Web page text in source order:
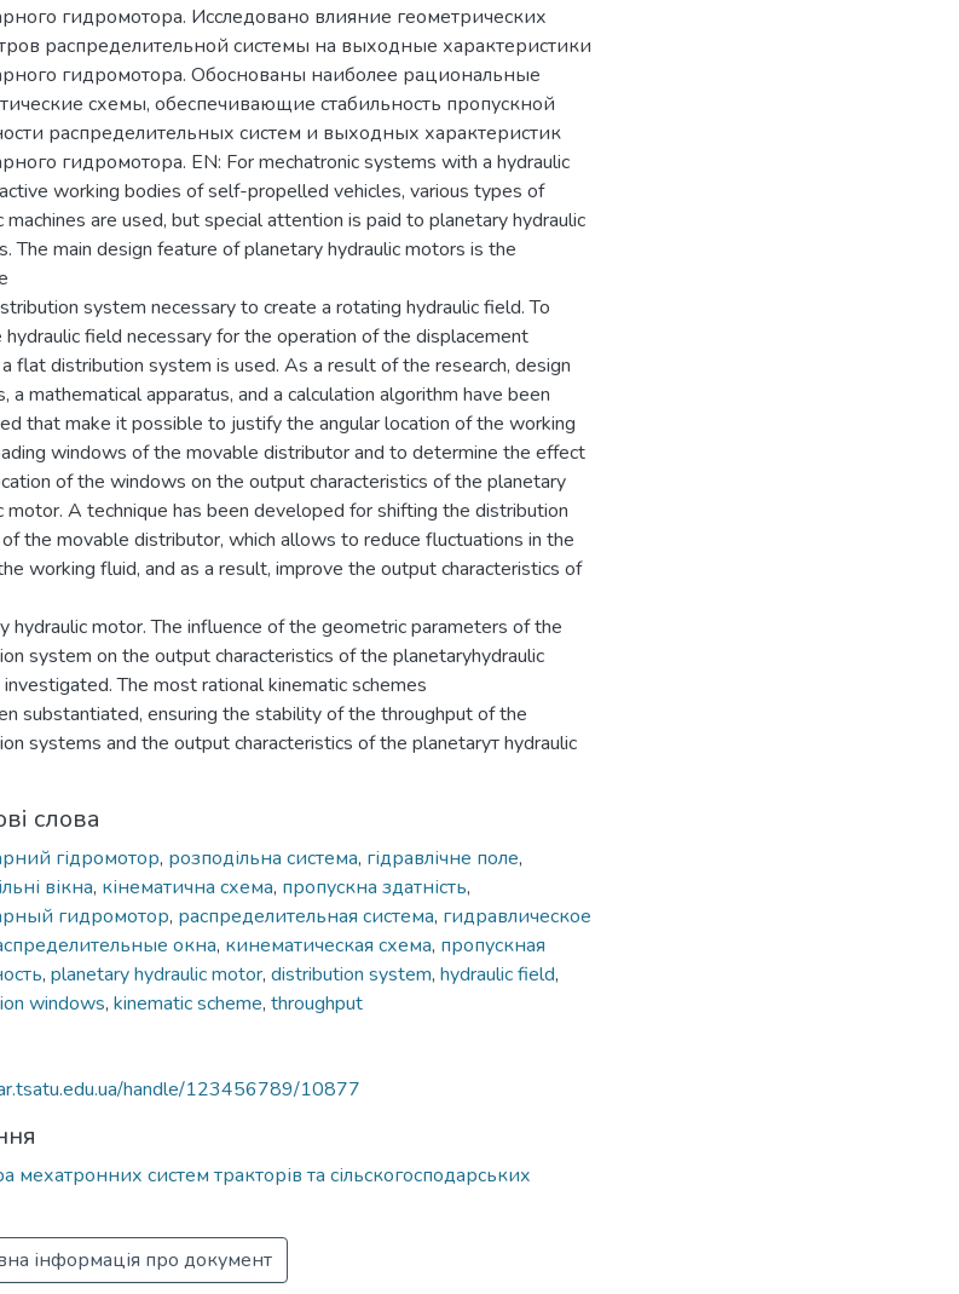
гидромотора. Исследовано влияние геометрических
распределительной системы на выходные характеристики
гидромотора. Обоснованы наиболее рациональные
схемы, обеспечивающие стабильность пропускной
распределительных систем и выходных характеристик
гидромотора. EN: For mechatronic systems with a hydraulic
working bodies of self-propelled vehicles, various types of
machines are used, but special attention is paid to planetary hydraulic
The main design feature of planetary hydraulic motors is the
system necessary to create a rotating hydraulic field. To
hydraulic field necessary for the operation of the displacement
flat distribution system is used. As a result of the research, design
a mathematical apparatus, and a calculation algorithm have been
that make it possible to justify the angular location of the working
windows of the movable distributor and to determine the effect
of the windows on the output characteristics of the planetary
motor. A technique has been developed for shifting the distribution
the movable distributor, which allows to reduce fluctuations in the
working fluid, and as a result, improve the output characteristics of
hydraulic motor. The influence of the geometric parameters of the
system on the output characteristics of the planetaryhydraulic
The most rational kinematic schemes
substantiated, ensuring the stability of the throughput of the
systems and the output characteristics of the planetaryт hydraulic
слова
гідромотор, розподільна система, гідравлічне поле,
вікна, кінематична схема, пропускна здатність,
гидромотор, распределительная система, гидравлическое
окна, кинематическая схема, пропускная
, planetary hydraulic motor, distribution system, hydraulic field,
windows, kinematic scheme, throughput
handle/123456789/10877
мехатронних систем тракторів та сільскогосподарських
інформація про документ